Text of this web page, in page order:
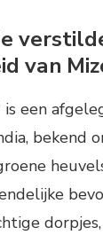
van
een
bekend